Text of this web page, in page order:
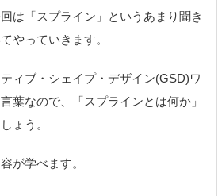
は「スプライン」というあまり聞き
やっていきます。
ィブ・シェイプ・デザイン(GSD)ワ
葉なので、「スプラインとは何か」
ょう。
が学べます。